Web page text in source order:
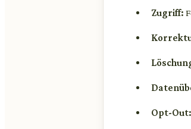
Zugriff:
Opt-Out: